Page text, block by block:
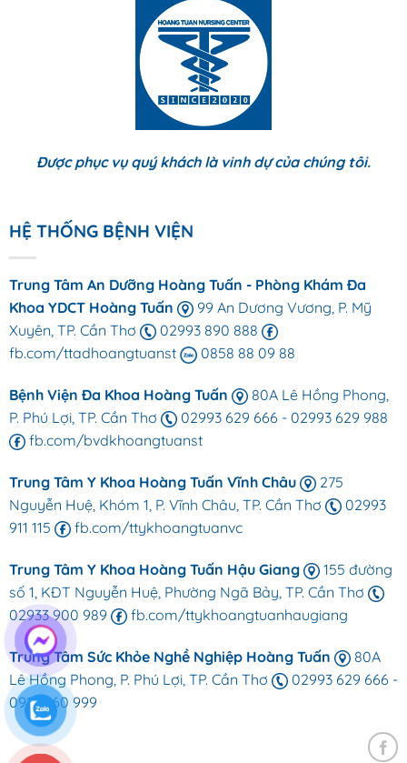
Được phục vụ quý khách là vinh dự của chúng tôi.
HỆ THỐNG BỆNH VIỆN
Trung Tâm An Dưỡng Hoàng Tuấn - Phòng Khám Đa
Khoa YDCT Hoàng Tuấn
99 An Dương Vương, P. Mỹ
Xuyên, TP. Cần Thơ
02993 890 888
fb.com/ttadhoangtuanst
0858 88 09 88
Bệnh Viện Đa Khoa Hoàng Tuấn
80A Lê Hồng Phong,
P. Phú Lợi, TP. Cần Thơ
02993 629 666 - 02993 629 988
fb.com/bvdkhoangtuanst
Trung Tâm Y Khoa Hoàng Tuấn Vĩnh Châu
275
Nguyễn Huệ, Khóm 1, P. Vĩnh Châu, TP. Cần Thơ
02993
911 115
fb.com/ttykhoangtuanvc
Trung Tâm Y Khoa Hoàng Tuấn Hậu Giang
155 đường
số 1, KĐT Nguyễn Huệ, Phường Ngã Bảy, TP. Cần Thơ
02933 900 989
fb.com/ttykhoangtuanhaugiang
Trung Tâm Sức Khỏe Nghề Nghiệp Hoàng Tuấn
80A
Lê Hồng Phong, P. Phú Lợi, TP. Cần Thơ
02993 629 666 -
0918 660 999